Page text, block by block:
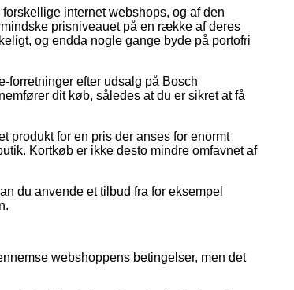
internet webshops, og af den
prisniveauet på en række af deres
og endda nogle gange byde på portofri
efter udsalg på Bosch
dit køb, således at du er sikret at få
produkt for en pris der anses for enormt
Kortkøb er ikke desto mindre omfavnet af
du anvende et tilbud fra for eksempel
webshoppens betingelser, men det